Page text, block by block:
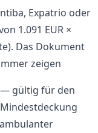
Expatrio oder
1.091 EUR ×
Das Dokument
zeigen
— gültig für den